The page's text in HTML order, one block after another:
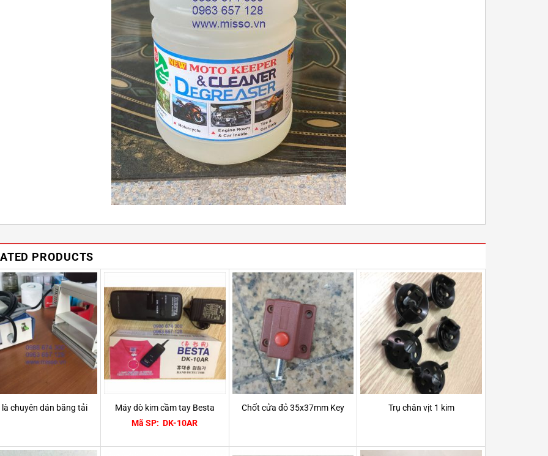
PRODUCTS
là chuyên dán băng tải
Máy dò kim cầm tay Besta
Mã SP: DK-10AR
Chốt cửa đỏ 35x37mm Key Trụ chân vịt 1 kim